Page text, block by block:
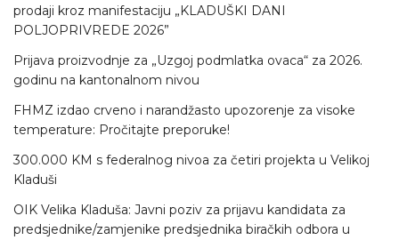
prodaji kroz manifestaciju „KLADUŠKI DANI
POLJOPRIVREDE 2026”
Prijava proizvodnje za „Uzgoj podmlatka ovaca“ za 2026.
godinu na kantonalnom nivou
FHMZ izdao crveno i narandžasto upozorenje za visoke
temperature: Pročitajte preporuke!
300.000 KM s federalnog nivoa za četiri projekta u Velikoj
Kladuši
OIK Velika Kladuša: Javni poziv za prijavu kandidata za
predsjednike/zamjenike predsjednika biračkih odbora u